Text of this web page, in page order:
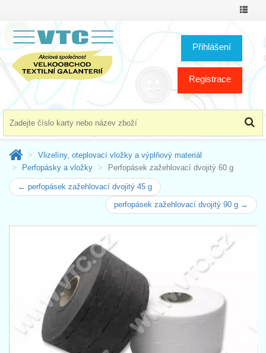
Přihlášení
Registrace
Vlizelíny, oteplovací vložky a výplňový materiál
Perfopásky a vložky
Perfopásek zažehlovací dvojitý 60 g
← perfopásek zažehlovací dvojitý 45 g
perfopásek zažehlovací dvojitý 90 g →